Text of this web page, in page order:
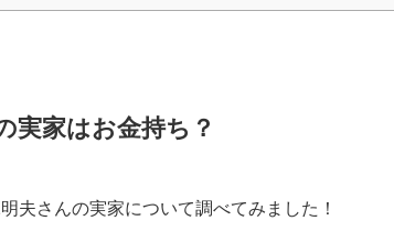
実家はお金持ち？
夫さんの実家について調べてみました！